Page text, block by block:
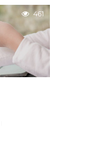
461